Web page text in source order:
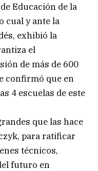
Educación de la
cual y ante la
exhibió la
el
de más de 600
confirmó que en
4 escuelas de este
que las hace
para ratificar
técnicos,
futuro en